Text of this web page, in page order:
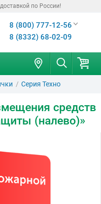
по России!
8 (800) 777-12-56
8 (8332) 68-02-09
Серия Техно
средств
(налево)»